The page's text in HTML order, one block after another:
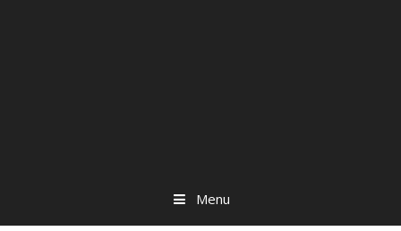
Menu